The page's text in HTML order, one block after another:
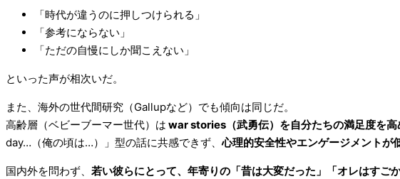
「時代が違うのに押しつけられる」
「参考にならない」
「ただの自慢にしか聞こえない」
といった声が相次いだ。
また、海外の世代間研究（Gallupなど）でも傾向は同じだ。
高齢層（ベビーブーマー世代）は war stories（武勇伝）を自分たちの満足度を高
day…（俺の頃は…）」型の話に共感できず、心理的安全性やエンゲージメントが
国内外を問わず、 若い彼らにとって、年寄りの「昔は大変だった」「オレはす